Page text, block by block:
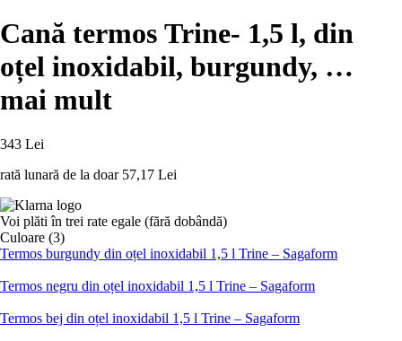
Cană termos Trine- 1,5 l, din
oțel inoxidabil, burgundy, …
mai mult
343 Lei
rată lunară de la doar 57,17 Lei
Voi plăti în trei rate egale (fără dobândă)
Culoare (3)
Termos burgundy din oțel inoxidabil 1,5 l Trine – Sagaform
Termos negru din oțel inoxidabil 1,5 l Trine – Sagaform
Termos bej din oțel inoxidabil 1,5 l Trine – Sagaform